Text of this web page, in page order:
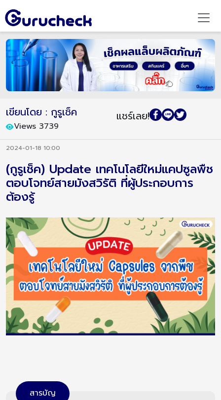
เขียนโดย : กูรูเช็ค
Views 3739
แชร์เลย!
2024-01-18 10:00
(กูรูเช็ค) Update เทคโนโลยีใหม่แคปซูลพืช
ตอบโจทย์สายมังสวิรัติ ที่ผู้ประกอบการ
ต้องรู้
สารบัญ